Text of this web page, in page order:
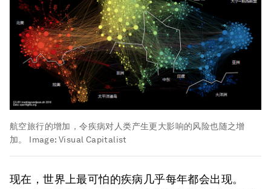
航空旅行的增加，令疾病对人类产生更大影响的风险也随之增
加。
Image:Visual Capitalist
现在，世界上最可怕的疾病几乎每年都会出现。